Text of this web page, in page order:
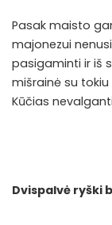
Pasak maisto
majonezui
pasigaminti ir iš
mišrainė su
Kūčias
Dvispalvė ryški